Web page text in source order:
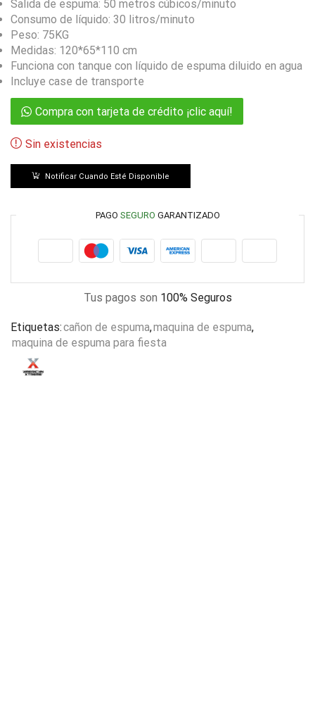
Salida de espuma: 50 metros cúbicos/minuto
Consumo de líquido: 30 litros/minuto
Peso: 75KG
Medidas: 120*65*110 cm
Funciona con tanque con líquido de espuma diluido en agua
Incluye case de transporte
Compra con tarjeta de crédito ¡clic aquí!
Sin existencias
Notificar Cuando Esté Disponible
PAGO SEGURO GARANTIZADO
Tus pagos son 100% Seguros
Etiquetas:cañon de espuma,maquina de espuma,
maquina de espuma para fiesta